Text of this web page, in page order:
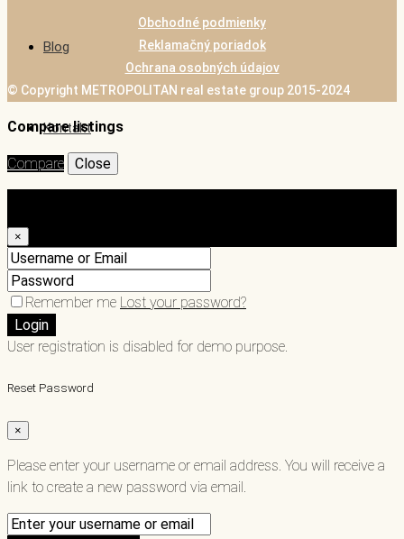
Blog
Kontakt
Obchodné podmienky
Reklamačný poriadok
Ochrana osobných údajov
© Copyright METROPOLITAN real estate group 2015-2024
Compare listings
Compare Close
×
Remember me Lost your password?
Login
User registration is disabled for demo purpose.
Reset Password
×
Please enter your username or email address. You will receive a
link to create a new password via email.